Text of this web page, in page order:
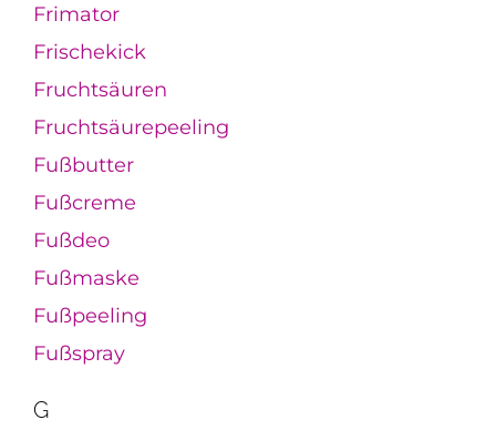
Frimator
Frischekick
Fruchtsäuren
Fruchtsäurepeeling
Fußbutter
Fußcreme
Fußdeo
Fußmaske
Fußpeeling
Fußspray
G